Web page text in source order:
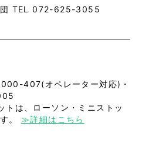
団 TEL 072-625-3055
407(オペレーター対応)・
トは、ローソン・ミニストッ
。 ≫詳細はこちら